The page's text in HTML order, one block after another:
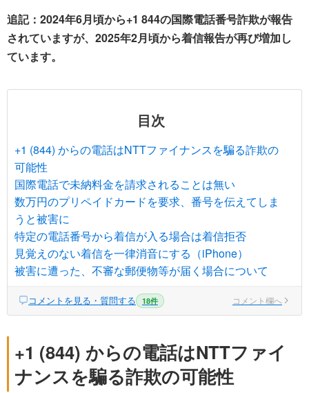
追記：2024年6月頃から+1 844の国際電話番号詐欺が報告
されていますが、2025年2月頃から着信報告が再び増加し
ています。
目次
+1 (844) からの電話はNTTファイナンスを騙る詐欺の
可能性
国際電話で未納料金を請求されることは無い
数万円のプリペイドカードを要求、番号を伝えてしま
うと被害に
特定の電話番号から着信が入る場合は着信拒否
見覚えのない着信を一律消音にする（iPhone）
被害に遭った、不審な郵便物等が届く場合について
コメントを見る・質問する 18件 コメント欄へ
+1 (844) からの電話はNTTファイ
ナンスを騙る詐欺の可能性